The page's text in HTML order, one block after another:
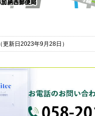
（更新日2023年9月28日）